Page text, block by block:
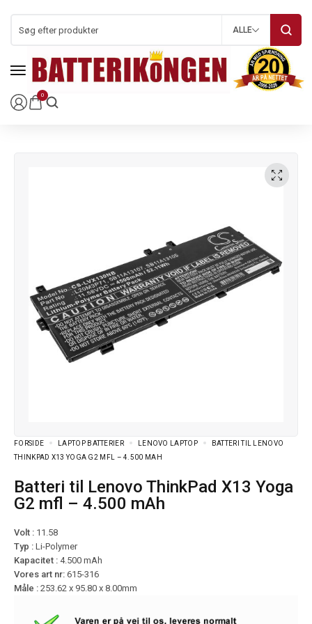
0
ALLE
FORSIDE LAPTOP BATTERIER LENOVO LAPTOP
BATTERI TIL LENOVO
THINKPAD X13 YOGA G2 MFL – 4.500 MAH
Batteri til Lenovo ThinkPad X13 Yoga
G2 mfl – 4.500 mAh
Volt : 11.58
Typ : Li-Polymer
Kapacitet : 4.500 mAh
Vores art nr: 615-316
Måle : 253.62 x 95.80 x 8.00mm